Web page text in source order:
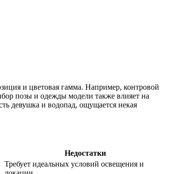
и цветовая гамма. Например, контровой
позы и одежды модели также влияет на
девушка и водопад, ощущается некая
Недостатки
Требует идеальных условий освещения и